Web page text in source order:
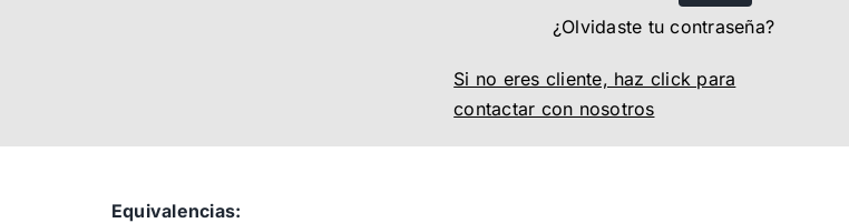
¿Olvidaste tu contraseña?
Si no eres cliente, haz click para
contactar con nosotros
Equivalencias: